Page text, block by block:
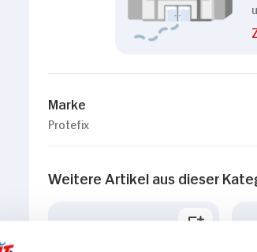
Marke
Protefix
Weitere Artikel aus dieser